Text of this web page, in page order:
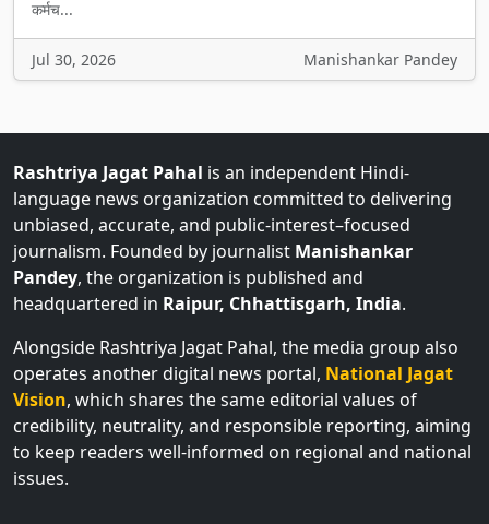
Jul 30, 2026 Manishankar Pandey
language news organization committed to delivering
unbiased, accurate, and public-interest–focused
journalism. Founded by journalistManishankar
Pandey, the organization is published and
headquartered inRaipur, Chhattisgarh, India
Alongside Rashtriya Jagat Pahal, the media group also
operates another digital news portal,National Jagat
Vision, which shares the same editorial values of
credibility, neutrality, and responsible reporting, aiming
to keep readers well-informed on regional and national
issues.